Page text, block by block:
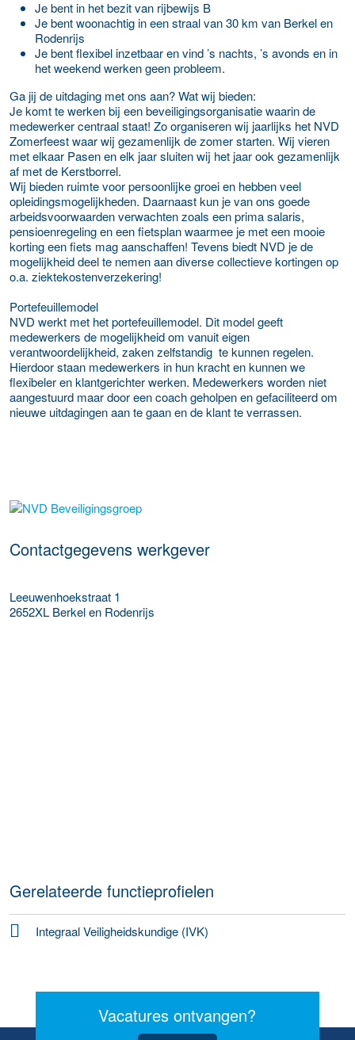
Je bent in het bezit van rijbewijs B
Je bent woonachtig in een straal van 30 km van Berkel en
Rodenrijs
Je bent flexibel inzetbaar en vind ’s nachts, ’s avonds en in
het weekend werken geen probleem.
Ga jij de uitdaging met ons aan? Wat wij bieden:
Je komt te werken bij een beveiligingsorganisatie waarin de
medewerker centraal staat! Zo organiseren wij jaarlijks het NVD
Zomerfeest waar wij gezamenlijk de zomer starten. Wij vieren
met elkaar Pasen en elk jaar sluiten wij het jaar ook gezamenlijk
af met de Kerstborrel.
Wij bieden ruimte voor persoonlijke groei en hebben veel
opleidingsmogelijkheden. Daarnaast kun je van ons goede
arbeidsvoorwaarden verwachten zoals een prima salaris,
pensioenregeling en een fietsplan waarmee je met een mooie
korting een fiets mag aanschaffen! Tevens biedt NVD je de
mogelijkheid deel te nemen aan diverse collectieve kortingen op
o.a. ziektekostenverzekering!
Portefeuillemodel
NVD werkt met het portefeuillemodel. Dit model geeft
medewerkers de mogelijkheid om vanuit eigen
verantwoordelijkheid, zaken zelfstandig te kunnen regelen.
Hierdoor staan medewerkers in hun kracht en kunnen we
flexibeler en klantgerichter werken. Medewerkers worden niet
aangestuurd maar door een coach geholpen en gefaciliteerd om
nieuwe uitdagingen aan te gaan en de klant te verrassen.
Meer werkgever details
Contactgegevens werkgever
Leeuwenhoekstraat 1
2652XL Berkel en Rodenrijs
Gerelateerde functieprofielen
Integraal Veiligheidskundige (IVK)
Vacatures ontvangen?